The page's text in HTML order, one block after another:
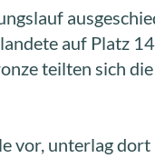
auf Platz
teilten sich
vor, unterlag